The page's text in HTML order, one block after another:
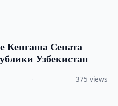
Кенгаша Сената
Узбекистан
375 views